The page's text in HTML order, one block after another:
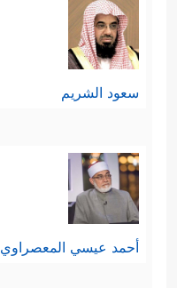
سعود الشريم
أحمد عيسي المعصراوي